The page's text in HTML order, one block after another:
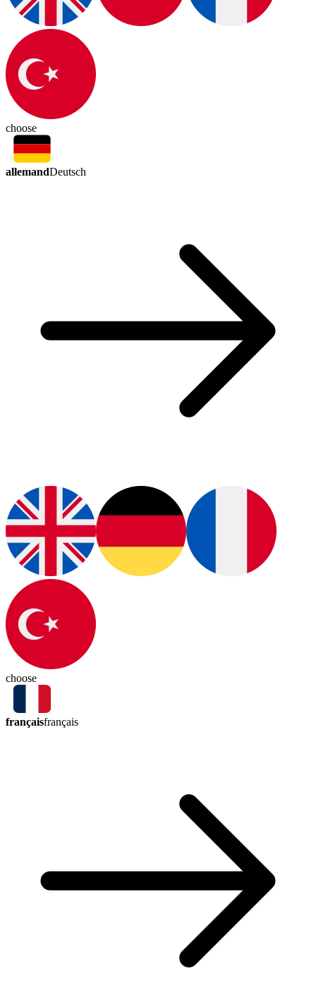
choose
allemandDeutsch
choose
françaisfrançais